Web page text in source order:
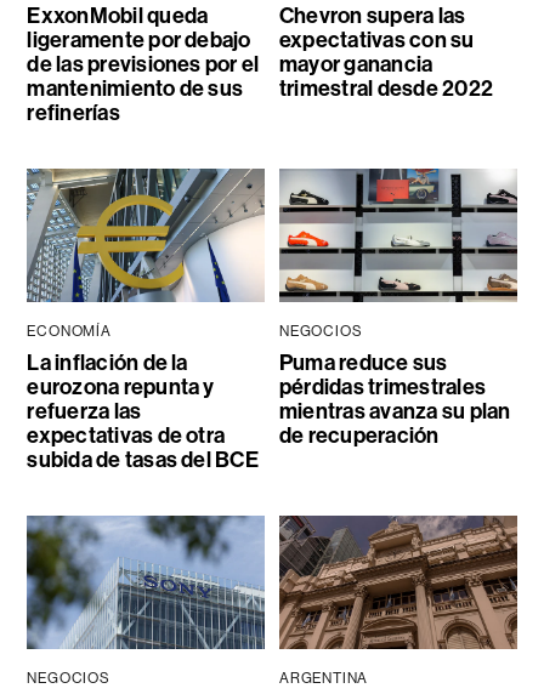
ExxonMobil queda
ligeramente por debajo
de las previsiones por el
mantenimiento de sus
refinerías
Chevron supera las
expectativas con su
mayor ganancia
trimestral desde 2022
ECONOMÍA
La inflación de la
eurozona repunta y
refuerza las
expectativas de otra
subida de tasas del BCE
NEGOCIOS
Puma reduce sus
pérdidas trimestrales
mientras avanza su plan
de recuperación
NEGOCIOS ARGENTINA